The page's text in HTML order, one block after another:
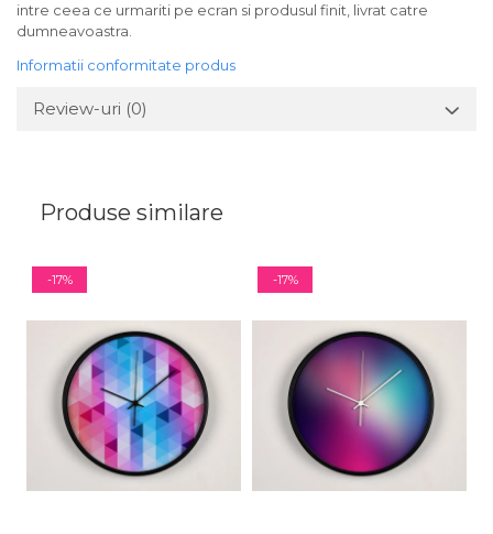
intre ceea ce urmariti pe ecran si produsul finit, livrat catre
dumneavoastra.
Informatii conformitate produs
Review-uri (0)
Produse similare
-17% -17%